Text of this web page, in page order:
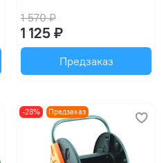
1 570 ₽
1 125 ₽
Предзаказ
-28% Предзаказ